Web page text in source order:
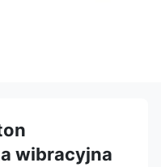
wibracyjna